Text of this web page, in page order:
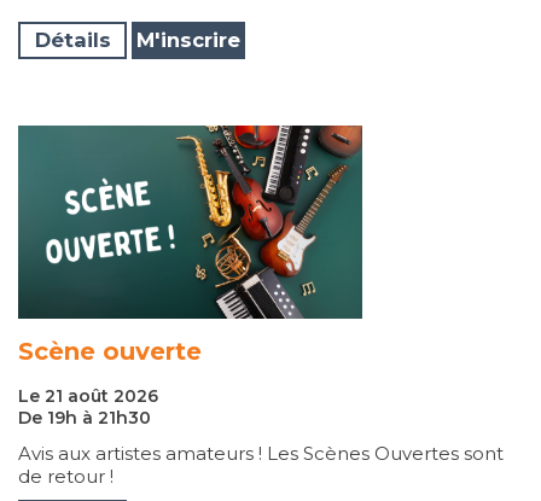
Détails M'inscrire
Scène ouverte
Le 21 août 2026
De 19h à 21h30
Avis aux artistes amateurs ! Les Scènes Ouvertes sont
de retour !